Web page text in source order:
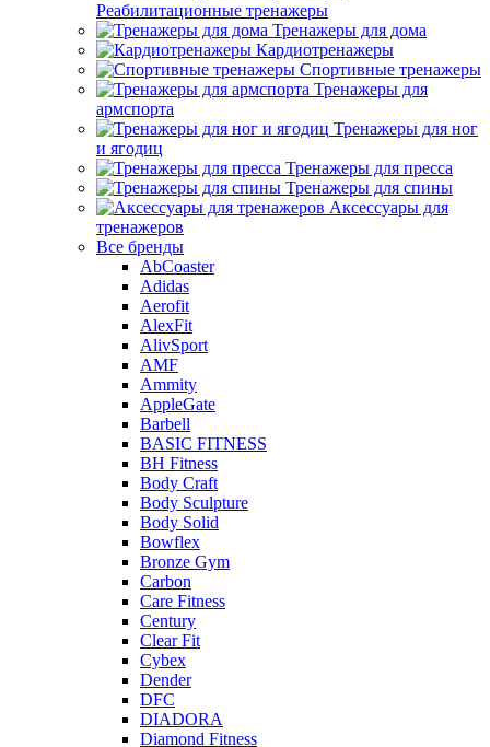
Реабилитационные тренажеры
Тренажеры для дома
Кардиотренажеры
Спортивные тренажеры
Тренажеры для
армспорта
Тренажеры для ног
и ягодиц
Тренажеры для пресса
Тренажеры для спины
Аксессуары для
тренажеров
Все бренды
AbCoaster
Adidas
Aerofit
AlexFit
AlivSport
AMF
Ammity
AppleGate
Barbell
BASIC FITNESS
BH Fitness
Body Craft
Body Sculpture
Body Solid
Bowflex
Bronze Gym
Carbon
Care Fitness
Century
Clear Fit
Cybex
Dender
DFC
DIADORA
Diamond Fitness